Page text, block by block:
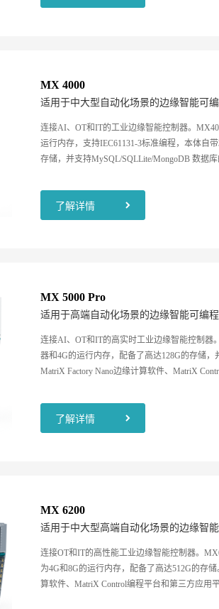
MX 4000
适用于中大型自动化场景的边缘智能可
连接AI、OT和IT的工业边缘智能控制器。
运行内存，支持IEC61131-3标准编程，本体自
存储，并支持MySQL/SQLLite/MongoDB 数据库
了解详情
MX 5000 Pro
适用于高端自动化场景的边缘智能可编
连接AI、OT和IT的高实时工业边缘智能控制器
器和4G的运行内存，配备了高达128G的存储，
MatriX Factory Nano边缘计算软件、MatriX
进行云边端闭环协同,打造制造业坚实的数字化底
了解详情
MX 6200
适用于中大型高端自动化场景的边缘智
连接OT和IT的高性能工业边缘智能控制器。
为4G和8G的运行内存，配备了高达512G的存
算软件、MatriX Control编程平台和第三方应用